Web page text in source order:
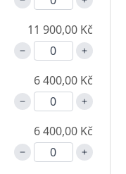
11 900,00 Kč
6 400,00 Kč
6 400,00 Kč